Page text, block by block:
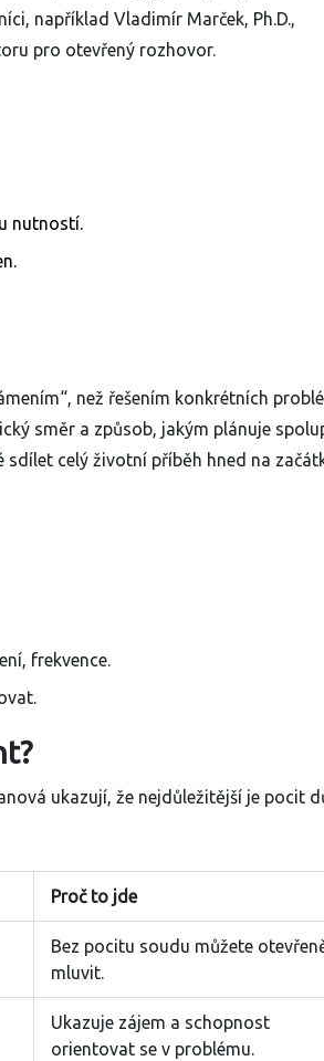
například Vladimír Marček, Ph.D.,
pro otevřený rozhovor.
nutností.
než řešením konkrétních
směr a způsob, jakým plánuje
celý životní příběh hned na
frekvence.
ukazují, že nejdůležitější je pocit
Proč to jde
Bez pocitu soudu můžete
mluvit.
Ukazuje zájem a schopnost
orientovat se v problému.